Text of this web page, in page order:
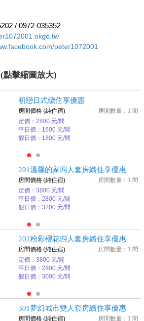
/ 0972-035352
peter1072001
(點擊縮圖放大)
初戀日式續住享優惠
房間數量：1 間
房間價格 (純住宿)
定價：2800 元/間
平日價：1600 元/間
假日價：1800 元/間
201溫馨的家四人套房續住享優惠
房間數量：1 間
房間價格 (純住宿)
定價：3800 元/間
平日價：2800 元/間
假日價：3200 元/間
202粉彩櫻花四人套房續住享優惠
房間數量：1 間
房間價格 (純住宿)
定價：3800 元/間
平日價：2800 元/間
假日價：3000 元/間
301夢幻城市雙人套房續住享優惠
房間數量：1 間
房間價格 (純住宿)